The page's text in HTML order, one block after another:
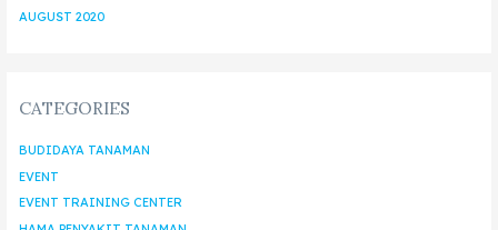
AUGUST 2020
CATEGORIES
BUDIDAYA TANAMAN
EVENT
EVENT TRAINING CENTER